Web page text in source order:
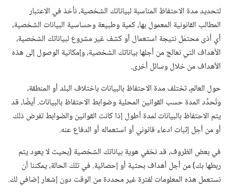
لتحديد مدة الاحتفاظ المناسبة لبياناتك الشخصية،‏ نأخذ في الاعتبار
المطالب القانونية المعمول بها،‏ كمية وطبيعة وحساسية البيانات الشخصية،‏
أي أذى محتمَل نتيجة استعمال أو كشف غير مشروع لبياناتك الشخصية،‏
الأهداف التي نعالج من أجلها بياناتك الشخصية،‏ وإمكانية الوصول إلى هذه
الأهداف من خلال وسائل أخرى.‏
حول العالم،‏ تختلف مدة الاحتفاظ بالبيانات باختلاف البلد أو المنطقة،‏
وتُحدَّد المدة حسب القوانين المحلية وضوابط الاحتفاظ بالبيانات.‏ أيضًا،‏ قد
يتم الاحتفاظ بالبيانات لمدة أطول إذا كانت القوانين والضوابط تفرض ذلك
أو من أجل إثبات ادعاء قانوني أو استعماله أو الدفاع عنه.‏
في بعض الظروف،‏ قد نخفي هوية بياناتك الشخصية (‏بحيث لا يعود يتم
ربطها بك)‏ من أجل أهداف بحثية أو إحصائية.‏ في تلك الحالة،‏ يمكننا أن
نستعمل هذه المعلومات لفترة غير محددة من الوقت دون إشعار إضافي لك.‏